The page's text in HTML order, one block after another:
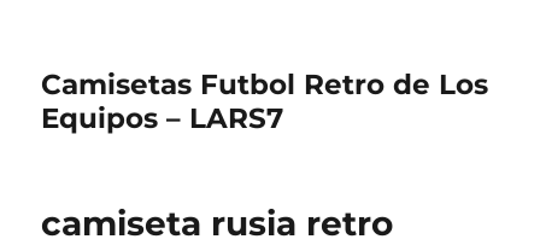
Camisetas Futbol Retro de Los
Equipos – LARS7
camiseta rusia retro